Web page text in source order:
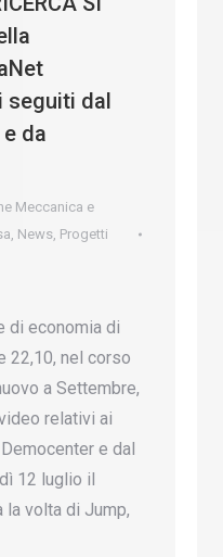
seguiti dal
da
Meccanica e
, News, Progetti
di economia di
22,10, nel corso
a Settembre,
relativi ai
e dal
12 luglio il
la volta di Jump,